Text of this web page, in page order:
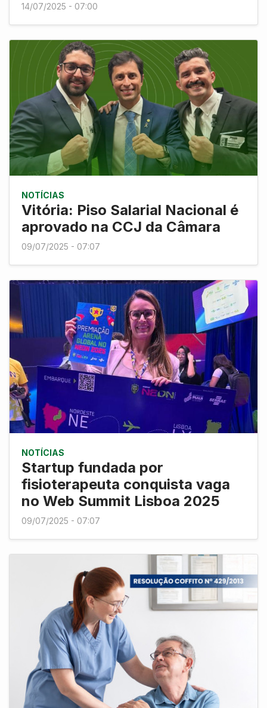
14/07/2025 - 07:00
NOTÍCIAS
Vitória: Piso Salarial Nacional é
aprovado na CCJ da Câmara
09/07/2025 - 07:07
NOTÍCIAS
Startup fundada por
fisioterapeuta conquista vaga
no Web Summit Lisboa 2025
09/07/2025 - 07:07